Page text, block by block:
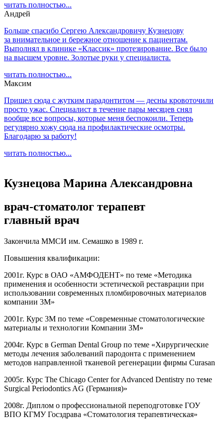
читать полностью...
Андрей
Больше спасибо Сергею Александровичу Кузнецову
за внимательное и бережное отношение к пациентам.
Выполнял в клинике «Классик» протезирование. Все было
на высшем уровне. Золотые руки у специалиста.
читать полностью...
Максим
Пришел сюда с жутким парадонтитом — десны кровоточили
просто ужас. Специалист в течение пары месяцев снял
вообще все вопросы, которые меня беспокоили. Теперь
регулярно хожу сюда на профилактические осмотры.
Благодарю за работу!
читать полностью...
Кузнецова Марина Александровна
врач-стоматолог терапевт
главный врач
Закончила ММСИ им. Семашко в 1989 г.
Повышения квалификации:
2001г. Курс в ОАО «АМФОДЕНТ» по теме «Методика
применения и особенности эстетической реставрации при
использовании современных пломбировочных материалов
компании 3М»
2001г. Курс 3М по теме «Современные стоматологические
материалы и технологии Компании 3М»
2004г. Курс в German Dental Group по теме «Хирургические
методы лечения заболеваний пародонта с применением
методов направленной тканевой регенерации фирмы Curasan
2005г. Курс The Chicago Center for Advanced Dentistry по теме
Surgical Periodontics AG (Германия)»
2008г. Диплом о профессиональной переподготовке ГОУ
ВПО КГМУ Госздрава «Стоматология терапевтическая»